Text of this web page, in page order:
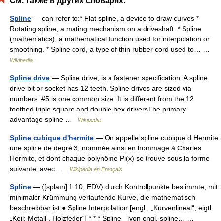
Spline — can refer to:* Flat spline, a device to draw curves *
Rotating spline, a mating mechanism on a driveshaft. * Spline
(mathematics), a mathematical function used for interpolation or
smoothing. * Spline cord, a type of thin rubber cord used to… …
Wikipedia
Spline drive — Spline drive, is a fastener specification. A spline
drive bit or socket has 12 teeth. Spline drives are sized via
numbers. #5 is one common size. It is different from the 12
toothed triple square and double hex driversThe primary
advantage spline …
Wikipedia
Spline cubique d'hermite — On appelle spline cubique d Hermite
une spline de degré 3, nommée ainsi en hommage à Charles
Hermite, et dont chaque polynôme Pi(x) se trouve sous la forme
suivante: avec …
Wikipédia en Français
Spline — 〈[splaın] f. 10; EDV〉 durch Kontrollpunkte bestimmte, mit
minimaler Krümmung verlaufende Kurve, die mathematisch
beschreibbar ist ● Spline Interpolation [engl., „Kurvenlineal“, eigtl.
„Keil; Metall , Holzfeder“] * * * Spline [von engl. spline… …